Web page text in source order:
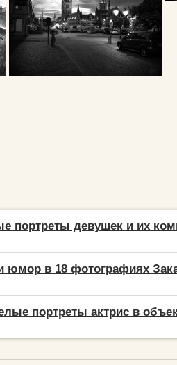
портреты девушек и их
юмор в 18 фотографиях
портреты актрис в